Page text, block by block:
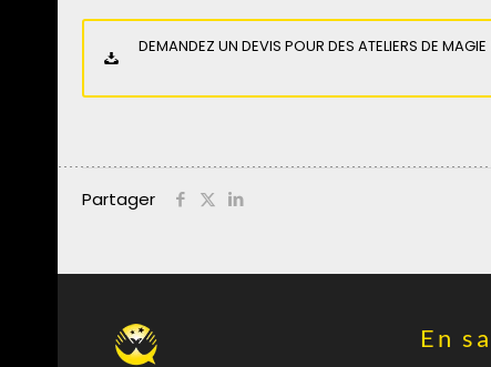
DEMANDEZ UN DEVIS POUR DES ATELIERS DE MAGIE
Partager
En